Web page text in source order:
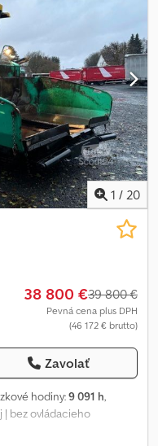
1 / 20
38 800 €39 800 €
Pevná cena plus DPH
(46 172 € brutto)
Zavolať
hodiny:9 091 h,
| bez ovládacieho
• Rok výroby: 2015 •